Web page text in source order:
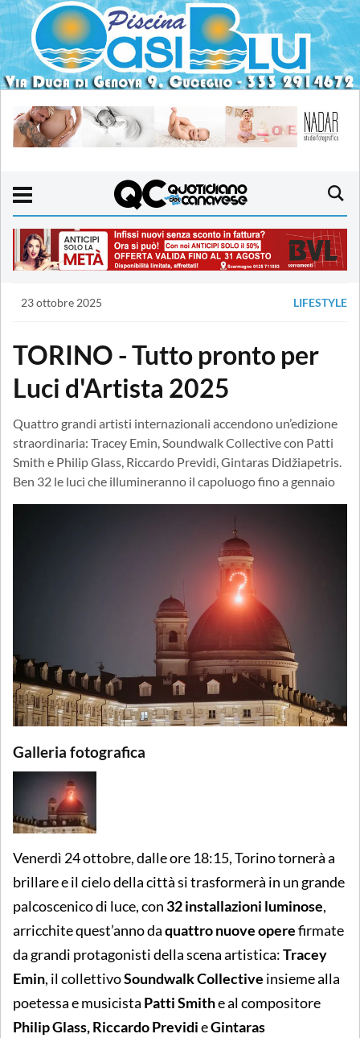
23 ottobre 2025 LIFESTYLE
TORINO - Tutto pronto per
Luci d'Artista 2025
Quattro grandi artisti internazionali accendono un’edizione
straordinaria: Tracey Emin, Soundwalk Collective con Patti
Smith e Philip Glass, Riccardo Previdi, Gintaras Didžiapetris.
Ben 32 le luci che illumineranno il capoluogo fino a gennaio
Galleria fotografica
Venerdì 24 ottobre, dalle ore 18:15, Torino tornerà a
brillare e il cielo della città si trasformerà in un grande
palcoscenico di luce, con 32installazioni luminose,
arricchite quest’anno daquattro nuove operefirmate
da grandi protagonisti della scena artistica:Tracey
Emin, il collettivoSoundwalk Collective insieme alla
poetessa e musicista Patti Smithe al compositore
Philip Glass, Riccardo PrevidieGintaras